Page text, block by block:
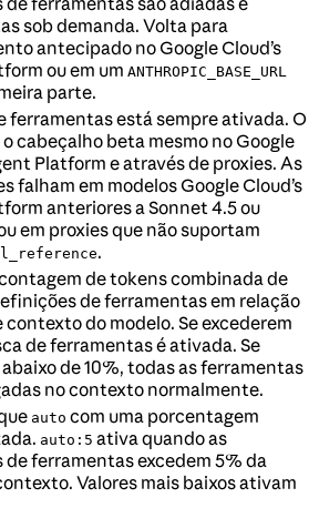
sob demanda. Volta para
antecipado no Google Cloud’s
ou em um ANTHROPIC_BASE_URL
parte.
ferramentas está sempre ativada. O
o cabeçalho beta mesmo no Google
Platform e através de proxies. As
falham em modelos Google Cloud’s
anteriores a Sonnet 4.5 ou
em proxies que não suportam
.
de tokens combinada de
de ferramentas em relação
contexto do modelo. Se excederem
de ferramentas é ativada. Se
de 10%, todas as ferramentas
no contexto normalmente.
auto com uma porcentagem
auto:5 ativa quando as
ferramentas excedem 5% da
Valores mais baixos ativam